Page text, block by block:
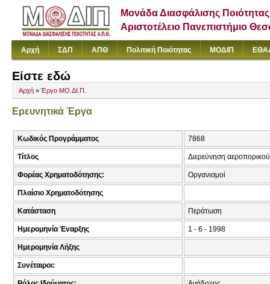
Μονάδα Διασφάλισης Ποιότητας
Αριστοτέλειο Πανεπιστήμιο
Αρχή ΣΔΠ ΑΠΘ Πολιτική Ποιότητας ΜΟΔΙΠ
Είστε εδώ
Αρχή » Έργο ΜΟ.ΔΙ.Π.
Ερευνητικά Έργα
Κωδικός Προγράμματος 7868
Τίτλος Διερεύνηση
Φορέας Χρηματοδότησης: Οργανισμοί
Πλαίσιο Χρηματοδότησης
Κατάσταση Περάτωση
Ημερομηνία Έναρξης 1 - 6 - 1998
Ημερομηνία Λήξης
Συνέταιροι: